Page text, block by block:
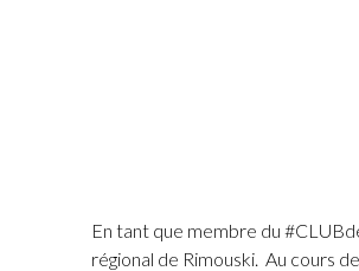
En tant que membre du
régional de Rimouski. Au cours